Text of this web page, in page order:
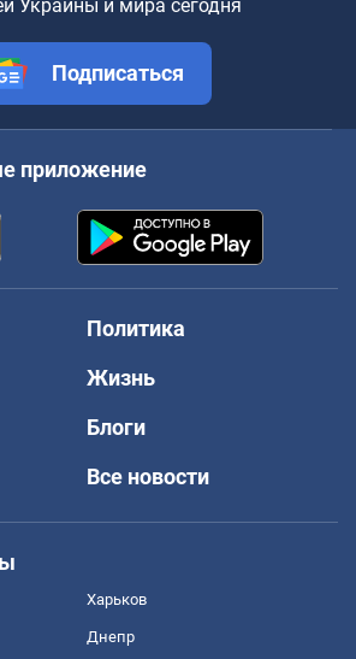
Украины и мира сегодня
Подписаться
приложение
Политика
Жизнь
Блоги
Все новости
Харьков
Днепр